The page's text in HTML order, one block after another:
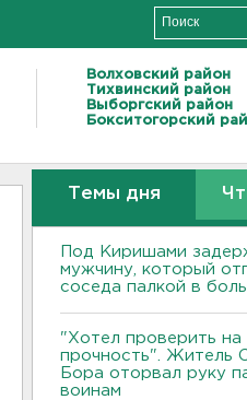
Волховский район
Тихвинский район
Выборгский район
Бокситогорский
Темы дня
Под Киришами
мужчину, который
соседа палкой в
"Хотел проверить на
прочность". Житель
Бора оторвал руку
воинам